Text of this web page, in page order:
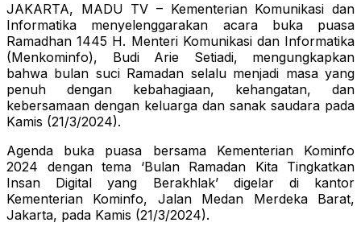
JAKARTA, MADU TV – Kementerian Komunikasi dan
Informatika menyelenggarakan acara buka puasa
Ramadhan 1445 H. Menteri Komunikasi dan Informatika
(Menkominfo), Budi Arie Setiadi, mengungkapkan
bahwa bulan suci Ramadan selalu menjadi masa yang
penuh dengan kebahagiaan, kehangatan, dan
kebersamaan dengan keluarga dan sanak saudara pada
Kamis (21/3/2024).
Agenda buka puasa bersama Kementerian Kominfo
2024 dengan tema ‘Bulan Ramadan Kita Tingkatkan
Insan Digital yang Berakhlak’ digelar di kantor
Kementerian Kominfo, Jalan Medan Merdeka Barat,
Jakarta, pada Kamis (21/3/2024).